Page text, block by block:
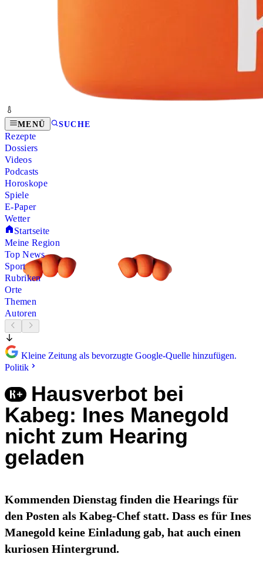
MENÜ SUCHE
Rezepte
Dossiers
Videos
Podcasts
Horoskope
Spiele
E-Paper
Wetter
Startseite
Meine Region
Top News
Sport
Rubriken
Orte
Themen
Autoren
Kleine Zeitung als bevorzugte Google-Quelle hinzufügen.
Politik
Hausverbot bei
Kabeg: Ines Manegold
nicht zum Hearing
geladen
Kommenden Dienstag finden die Hearings für
den Posten als Kabeg-Chef statt. Dass es für Ines
Manegold keine Einladung gab, hat auch einen
kuriosen Hintergrund.